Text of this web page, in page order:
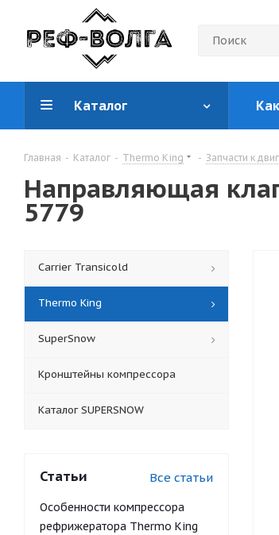
Каталог
Главная - Каталог - Thermo King - Запчасти к
Направляющая
5779
Carrier Transicold
Thermo King
SuperSnow
Кронштейны компрессора
Каталог SUPERSNOW
Статьи Все статьи
Особенности компрессора
рефрижератора Thermo King